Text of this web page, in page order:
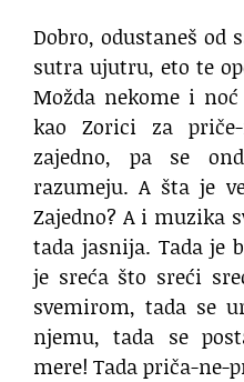
Dobro, odustaneš od
sutra ujutru, eto te
Možda nekome i
kao Zorici za
zajedno, pa se
razumeju. A šta je
Zajedno? A i muzika
tada jasnija. Tada je
je sreća što sreći
svemirom, tada se
njemu, tada se
mere! Tada priča-ne-